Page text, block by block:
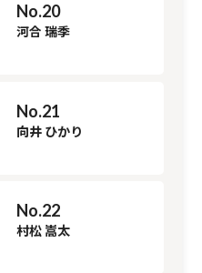
No.20
河合 瑞季
No.21
向井 ひかり
No.22
村松 嵩太